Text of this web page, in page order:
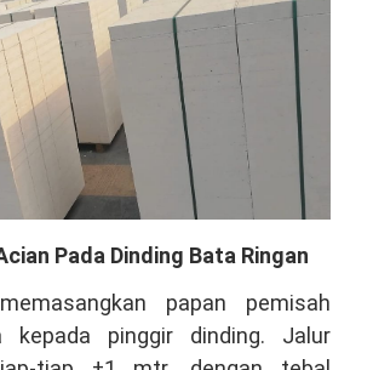
Pada Dinding Bata Ringan
papan pemisah
kepada pinggir dinding. Jalur